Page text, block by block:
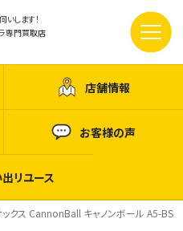
いします！
専門買取店
店舗情報
お客様の声
リユース
ックス CannonBall キャノンボール A5-BS